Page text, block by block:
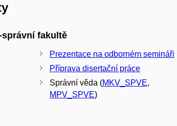
správní fakultě
Prezentace na odborném semináři
Příprava disertační práce
Správní věda (MKV_SPVE,
MPV_SPVE)